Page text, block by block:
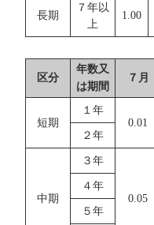
長期
７年以
上
1.00
区分
年数又
は期間
７月
短期
１年
0.01
２年
中期
３年
0.05
４年
５年